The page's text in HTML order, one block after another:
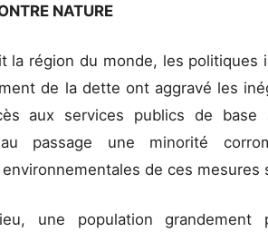
NATURE
la région du monde, les politiques
de la dette ont aggravé les
aux services publics de base
au passage une minorité
de ces mesures
une population grandement